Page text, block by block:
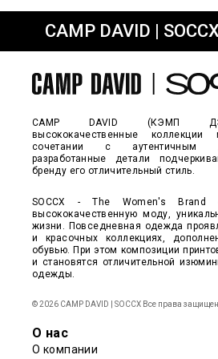
сайте
CAMP DAVID |
CAMP DAVID (КЭМП
высококачественные
сочетании с аутентичным
разработанные детали
бренду его отличительный стиль.
SOCCX - The Women's Brand
высококачественную моду,
жизни. Повседневная одежда
и красочных коллекциях,
обувью. При этом композиции
и становятся отличительной
одежды.
© 2026 CAMP DAVID | SOCCX Все права
О нас
О компании